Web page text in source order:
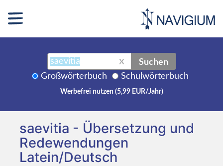
X Suchen
Großwörterbuch Schulwörterbuch
Werbefrei nutzen (5,99 EUR/Jahr)
saevitia - Übersetzung und
Redewendungen
Latein/Deutsch